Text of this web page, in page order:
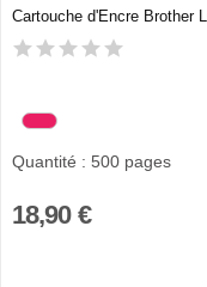
Cartouche d'Encre Brother
Quantité : 500 pages
18,90 €